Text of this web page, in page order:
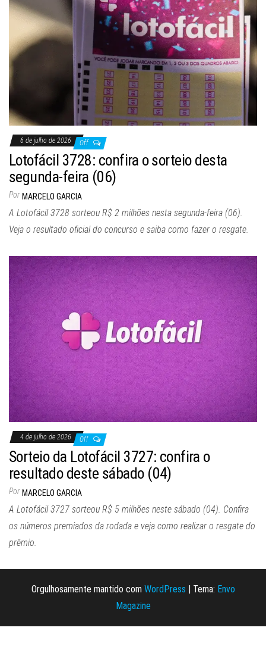
6 de julho de 2026 Off
Lotofácil 3728: confira o sorteio desta
segunda-feira (06)
Por MARCELO GARCIA
A Lotofácil 3728 sorteou R$ 2 milhões nesta segunda-feira (06).
Veja o resultado oficial do concurso e saiba como fazer o resgate.
4 de julho de 2026 Off
Sorteio da Lotofácil 3727: confira o
resultado deste sábado (04)
Por MARCELO GARCIA
A Lotofácil 3727 sorteou R$ 5 milhões neste sábado (04). Confira
os números premiados da rodada e veja como realizar o resgate do
prêmio.
Orgulhosamente mantido com WordPress | Tema: Envo
Magazine